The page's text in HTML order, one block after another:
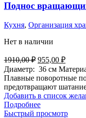
Поднос
Кухня, Организация
Нет в наличии
1910,00₽
цена
составляла
1910,00 ₽.
955,00 ₽
цена:
Диаметр: 36 см
Плавные поворотные
предотвращают
Добавить в список
Подробнее
Быстрый просмотр